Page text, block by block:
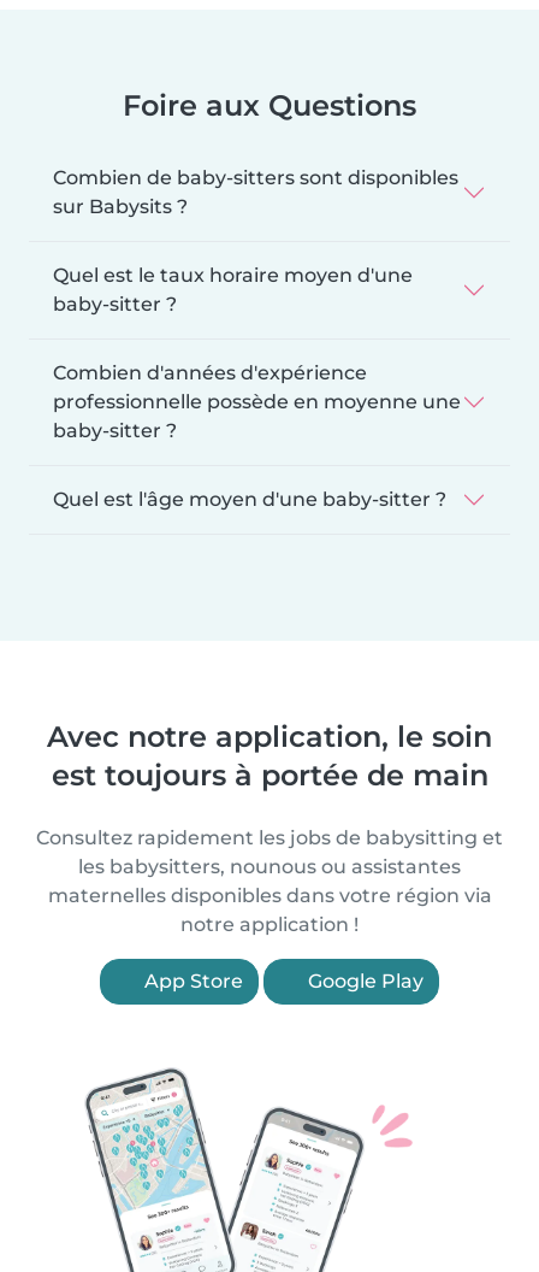
Foire aux Questions
Combien de baby-sitters sont disponibles
sur Babysits ?
Quel est le taux horaire moyen d'une
baby-sitter ?
Combien d'années d'expérience
professionnelle possède en moyenne une
baby-sitter ?
Quel est l'âge moyen d'une baby-sitter ?
Avec notre application, le soin
est toujours à portée de main
Consultez rapidement les jobs de babysitting et
les babysitters, nounous ou assistantes
maternelles disponibles dans votre région via
notre application !
App Store Google Play